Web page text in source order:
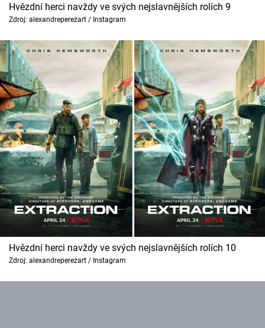
Hvězdní herci navždy ve svých nejslavnějších rolích 9
Zdroj: alexandreperezart / Instagram
Hvězdní herci navždy ve svých nejslavnějších rolích 10
Zdroj: alexandreperezart / Instagram